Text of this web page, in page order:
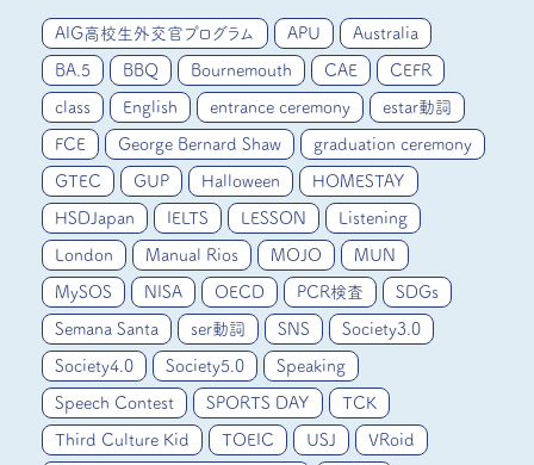
AIG高校生外交官プログラム APU Australia
BA.5 BBQ Bournemouth CAE CEFR
class English entrance ceremony estar動詞
FCE George Bernard Shaw graduation ceremony
GTEC GUP Halloween HOMESTAY
HSDJapan IELTS LESSON Listening
London Manual Rios MOJO MUN
MySOS NISA OECD PCR検査 SDGs
Semana Santa ser動詞 SNS Society3.0
Society4.0 Society5.0 Speaking
Speech Contest SPORTS DAY TCK
Third Culture Kid TOEIC USJ VRoid